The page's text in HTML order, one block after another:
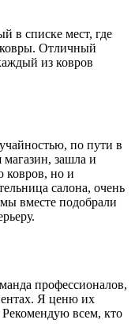
в списке мест, где
Отличный
из ковров
по пути в
зашла и
ковров, но и
салона, очень
вместе подобрали
профессионалов,
Я ценю их
всем, кто